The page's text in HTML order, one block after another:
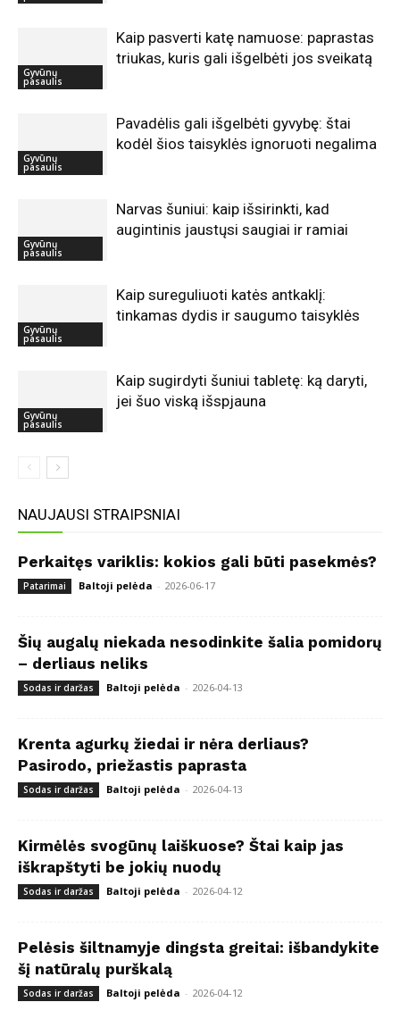
Gyvūnų
pasaulis
Kaip pasverti katę namuose: paprastas
triukas, kuris gali išgelbėti jos sveikatą
Gyvūnų
pasaulis
Pavadėlis gali išgelbėti gyvybę: štai
kodėl šios taisyklės ignoruoti negalima
Gyvūnų
pasaulis
Narvas šuniui: kaip išsirinkti, kad
augintinis jaustųsi saugiai ir ramiai
Gyvūnų
pasaulis
Kaip sureguliuoti katės antkaklį:
tinkamas dydis ir saugumo taisyklės
Gyvūnų
pasaulis
Kaip sugirdyti šuniui tabletę: ką daryti,
jei šuo viską išspjauna
NAUJAUSI STRAIPSNIAI
Perkaitęs variklis: kokios gali būti pasekmės?
Patarimai Baltoji pelėda - 2026-06-17
Šių augalų niekada nesodinkite šalia pomidorų
– derliaus neliks
Sodas ir daržas Baltoji pelėda - 2026-04-13
Krenta agurkų žiedai ir nėra derliaus?
Pasirodo, priežastis paprasta
Sodas ir daržas Baltoji pelėda - 2026-04-13
Kirmėlės svogūnų laiškuose? Štai kaip jas
iškrapštyti be jokių nuodų
Sodas ir daržas Baltoji pelėda - 2026-04-12
Pelėsis šiltnamyje dingsta greitai: išbandykite
šį natūralų purškalą
Sodas ir daržas Baltoji pelėda - 2026-04-12